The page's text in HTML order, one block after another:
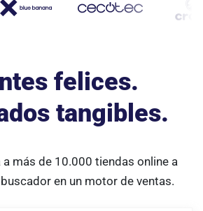
felices.
tangibles.
a más de 10.000 tiendas online a
en un motor de ventas.